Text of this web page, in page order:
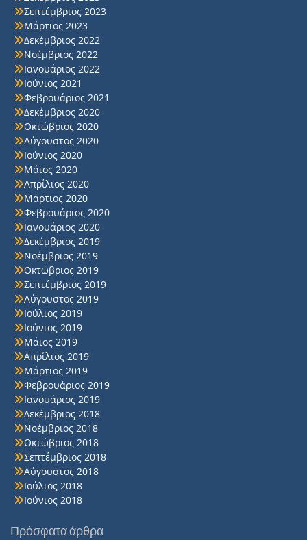
Σεπτέμβριος 2023
Μάρτιος 2023
Δεκέμβριος 2022
Νοέμβριος 2022
Ιανουάριος 2022
Ιούνιος 2021
Φεβρουάριος 2021
Δεκέμβριος 2020
Οκτώβριος 2020
Αύγουστος 2020
Ιούνιος 2020
Μάιος 2020
Απρίλιος 2020
Μάρτιος 2020
Φεβρουάριος 2020
Ιανουάριος 2020
Δεκέμβριος 2019
Νοέμβριος 2019
Οκτώβριος 2019
Σεπτέμβριος 2019
Αύγουστος 2019
Ιούλιος 2019
Ιούνιος 2019
Μάιος 2019
Απρίλιος 2019
Μάρτιος 2019
Φεβρουάριος 2019
Ιανουάριος 2019
Δεκέμβριος 2018
Νοέμβριος 2018
Οκτώβριος 2018
Σεπτέμβριος 2018
Αύγουστος 2018
Ιούλιος 2018
Ιούνιος 2018
Πρόσφατα άρθρα